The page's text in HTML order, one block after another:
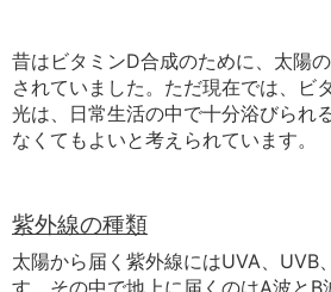
昔はビタミンD合成のために、太陽
されていました。ただ現在では、ビ
光は、日常生活の中で十分浴びられ
なくてもよいと考えられています。
紫外線の種類
太陽から届く紫外線にはUVA、UVB
す。その中で地上に届くのはA波とB